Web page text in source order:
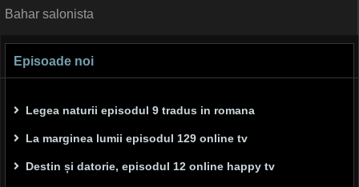
Bahar salonista
Episoade noi
Legea naturii episodul 9 tradus in romana
La marginea lumii episodul 129 online tv
Destin și datorie, episodul 12 online happy tv